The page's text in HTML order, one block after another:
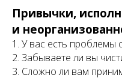
Привычки,
и
1. У вас есть проблемы
2. Забываете ли вы
3. Сложно ли вам